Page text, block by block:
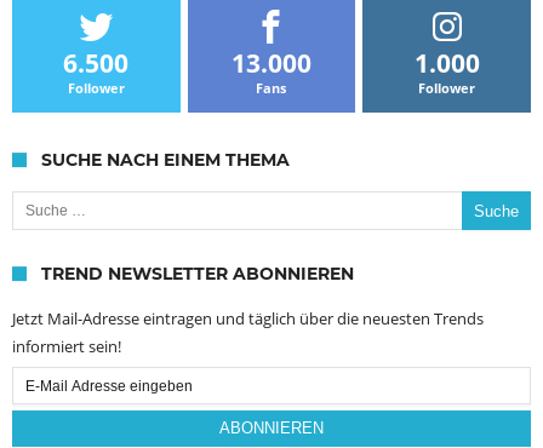
6.500
Follower
13.000
Fans
1.000
Follower
SUCHE NACH EINEM THEMA
Suche nach:
TREND NEWSLETTER ABONNIEREN
Jetzt Mail-Adresse eintragen und täglich über die neuesten Trends
informiert sein!
Email
Subscription
ABONNIEREN